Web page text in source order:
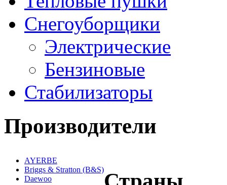
Снегоуборщики
Электрические
Бензиновые
Стабилизаторы
Производители
AYERBE
Briggs & Stratton (B&S)
Daewoo